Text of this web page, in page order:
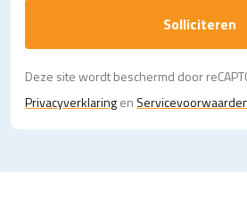
Solliciteren
Deze site wordt beschermd door
Privacy­verklaringen